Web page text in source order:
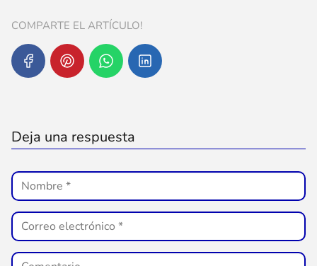
COMPARTE EL ARTÍCULO!
Deja una respuesta